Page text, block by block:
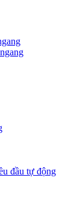
đầu tự động